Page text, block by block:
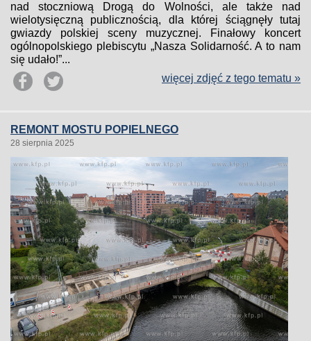
nad stoczniową Drogą do Wolności, ale także nad
wielotysięczną publicznością, dla której ściągnęły tutaj
gwiazdy polskiej sceny muzycznej. Finałowy koncert
ogólnopolskiego plebiscytu „Nasza Solidarność. A to nam
się udało!”...
więcej zdjęć z tego tematu »
REMONT MOSTU POPIELNEGO
28 sierpnia 2025